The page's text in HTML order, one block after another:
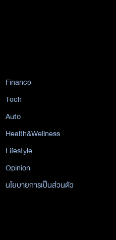
Finance
Tech
Auto
Health&Wellness
Lifestyle
Opinion
นโยบายการเป็นส่วนตัว